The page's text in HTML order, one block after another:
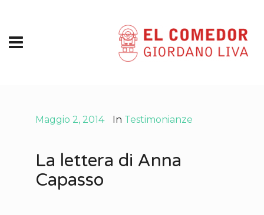
Maggio 2, 2014 In Testimonianze
La lettera di Anna
Capasso